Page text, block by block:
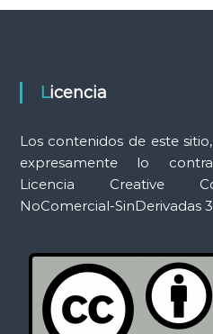
n
Licencia
Los contenidos de este
expresamente lo
Licencia Creative
NoComercial-SinDerivadas